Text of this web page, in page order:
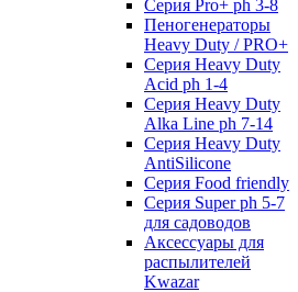
Серия Pro+ ph 3-8
Пеногенераторы
Heavy Duty / PRO+
Серия Heavy Duty
Acid ph 1-4
Серия Heavy Duty
Alka Line ph 7-14
Серия Heavy Duty
AntiSilicone
Серия Food friendly
Серия Super ph 5-7
для садоводов
Аксессуары для
распылителей
Kwazar